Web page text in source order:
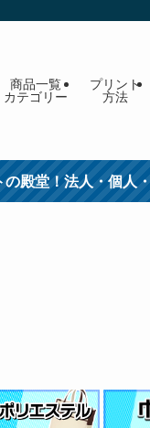
商品一覧
カテゴリー
プリント
方法
の殿堂！法人・個人